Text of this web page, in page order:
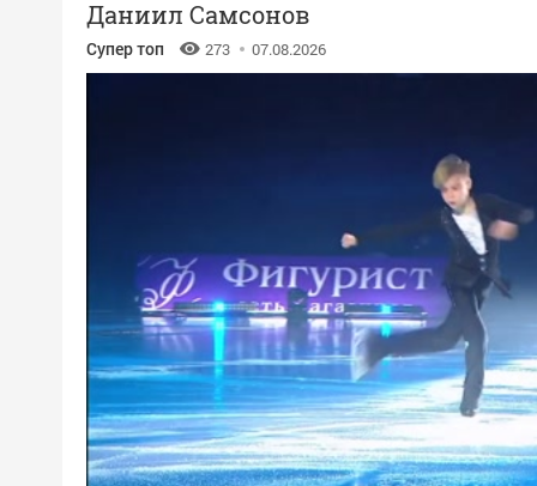
Даниил Самсонов
Супер топ 273 07.08.2026